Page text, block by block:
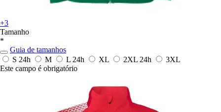
+3
Tamanho
*
Guia de tamanhos
S 24h M L 24h XL 2XL 24h
3XL
Este campo é obrigatório